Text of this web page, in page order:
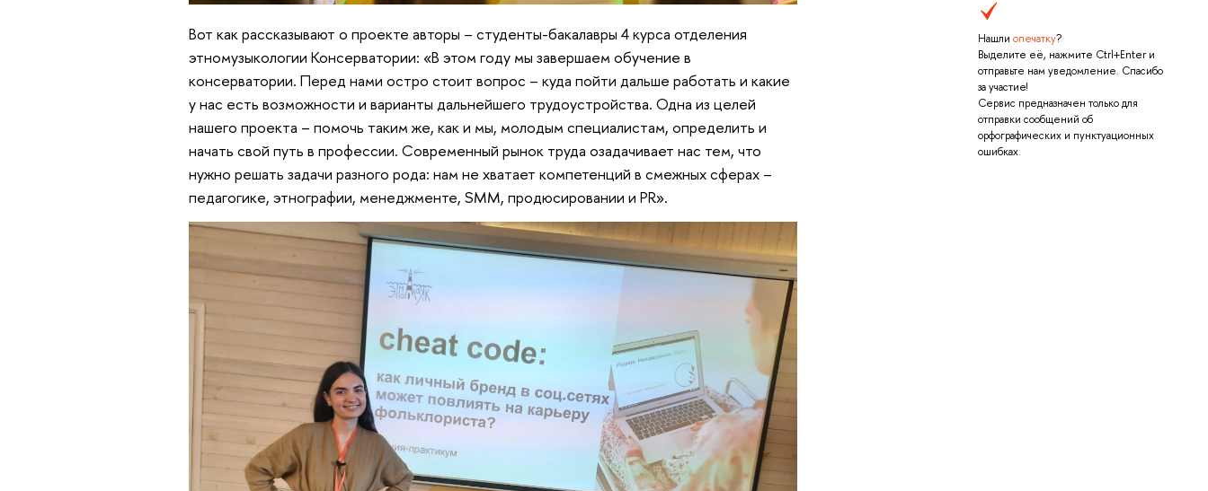
Нашли опечатку?
Выделите её, нажмите Ctrl+Enter и
отправьте нам уведомление. Спасибо
за участие!
Сервис предназначен только для
отправки сообщений об
орфографических и пунктуационных
ошибках.
Вот как рассказывают о проекте авторы – студенты-бакалавры 4 курса отделения
этномузыкологии Консерватории: «В этом году мы завершаем обучение в
консерватории. Перед нами остро стоит вопрос – куда пойти дальше работать и какие
у нас есть возможности и варианты дальнейшего трудоустройства. Одна из целей
нашего проекта – помочь таким же, как и мы, молодым специалистам, определить и
начать свой путь в профессии. Современный рынок труда озадачивает нас тем, что
нужно решать задачи разного рода: нам не хватает компетенций в смежных сферах –
педагогике, этнографии, менеджменте, SMM, продюсировании и PR».